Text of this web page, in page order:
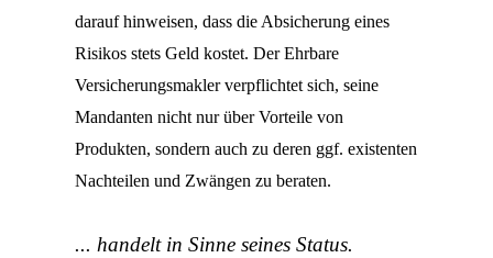
darauf hinweisen, dass die Absicherung eines
Risikos stets Geld kostet. Der Ehrbare
Versicherungsmakler verpflichtet sich, seine
Mandanten nicht nur über Vorteile von
Produkten, sondern auch zu deren ggf. existenten
Nachteilen und Zwängen zu beraten.
... handelt in Sinne seines Status.